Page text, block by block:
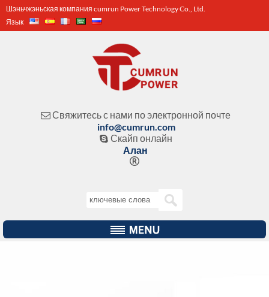
Шэньчжэньская компания cumrun Power Technology Co., Ltd.
Язык
 Свяжитесь с нами по электронной почте
info@cumrun.com
 Скайп онлайн
Алан
